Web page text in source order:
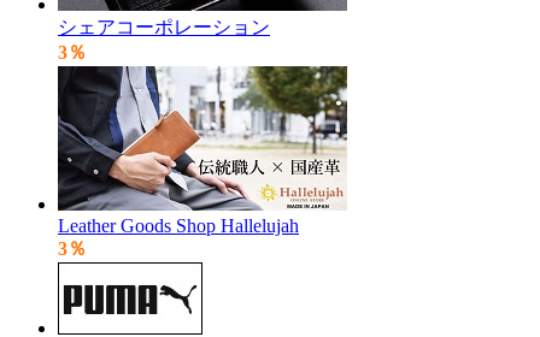
シェアコーポレーション
3％
Leather Goods Shop Hallelujah
3％